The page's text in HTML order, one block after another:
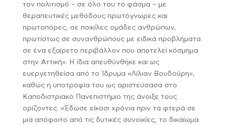
τον πολιτισμό – σε όλο του το φάσμα – με
θεραπευτικές μεθόδους πρωτόγνωρες και
πρωτοπόρες, σε ποικίλες ομάδες ανθρώπων,
πρωτίστως σε συνανθρώπους με ειδικά προβλήματα
σε ένα εξαίρετο περιβάλλον που αποτελεί κόσμημα
στην Αττική». Η ίδια απευθύνθηκε και ως
ευεργετηθείσα από το Ίδρυμα «Λίλιαν Βουδούρη»,
καθώς η υποτροφία του ως αριστεύσασα στο
Καποδιστριακό Πανεπιστήμιο της άνοιξε τους
ορίζοντες. «Έδωσε είκοσι χρόνια πριν τα φτερά σε
μια απόφοιτο από τις δυτικές συνοικίες, το δικαίωμα